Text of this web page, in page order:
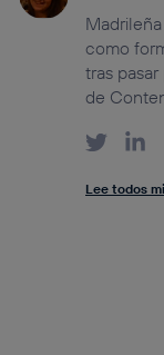
como
tras
de
Lee todos